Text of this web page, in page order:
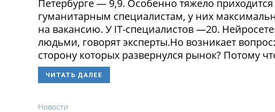
Петербурге — 9,9. Особенно тяжело
гуманитарным специалистам, у них
на вакансию. У IT-специалистов —20.
людьми, говорят эксперты.Но возникает
сторону которых развернулся рынок? Потому
ЧИТАТЬ ДАЛЕЕ
Новости